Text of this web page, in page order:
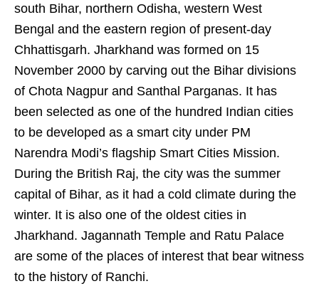
south Bihar, northern Odisha, western West
Bengal and the eastern region of present-day
Chhattisgarh. Jharkhand was formed on 15
November 2000 by carving out the Bihar divisions
of Chota Nagpur and Santhal Parganas. It has
been selected as one of the hundred Indian cities
to be developed as a smart city under PM
Narendra Modi’s flagship Smart Cities Mission.
During the British Raj, the city was the summer
capital of Bihar, as it had a cold climate during the
winter. It is also one of the oldest cities in
Jharkhand. Jagannath Temple and Ratu Palace
are some of the places of interest that bear witness
to the history of Ranchi.